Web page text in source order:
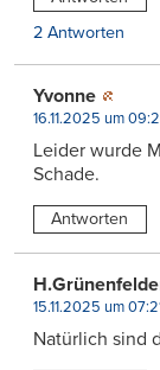
2 Antworten
Yvonne
16.11.2025 um
Leider wurde
Schade.
Antworten
15.11.2025 um
Natürlich sind